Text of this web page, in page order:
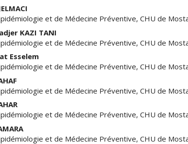
et de Médecine Préventive, CHU de
KAZI TANI
et de Médecine Préventive, CHU de
Esselem
et de Médecine Préventive, CHU de
et de Médecine Préventive, CHU de
et de Médecine Préventive, CHU de
et de Médecine Préventive, CHU de